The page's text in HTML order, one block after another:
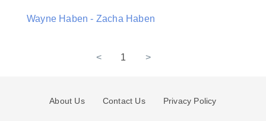
Wayne Haben - Zacha Haben
< 1 >
About Us Contact Us Privacy Policy